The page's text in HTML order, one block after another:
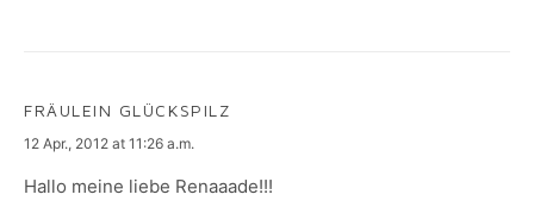
FRÄULEIN GLÜCKSPILZ
says:
12 Apr., 2012 at 11:26 a.m.
Hallo meine liebe Renaaade!!!